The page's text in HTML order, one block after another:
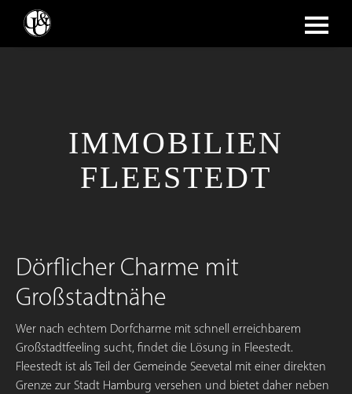
IMMOBILIEN
FLEESTEDT
Dörflicher Charme mit
Großstadtnähe
Wer nach echtem Dorfcharme mit schnell erreichbarem
Großstadtfeeling sucht, findet die Lösung in Fleestedt.
Fleestedt ist als Teil der Gemeinde Seevetal mit einer direkten
Grenze zur Stadt Hamburg versehen und bietet daher neben